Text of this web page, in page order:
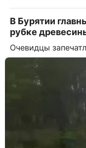
В Бурятии
рубке
Очевидцы